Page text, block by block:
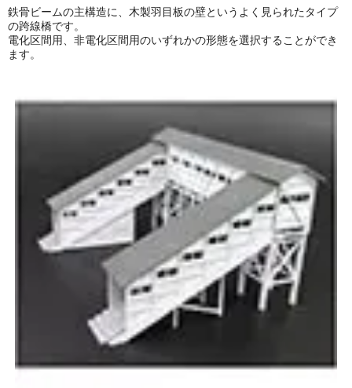
鉄骨ビームの主構造に、木製羽目板の壁というよく見られたタイプ
の跨線橋です。
電化区間用、非電化区間用のいずれかの形態を選択することができ
ます。